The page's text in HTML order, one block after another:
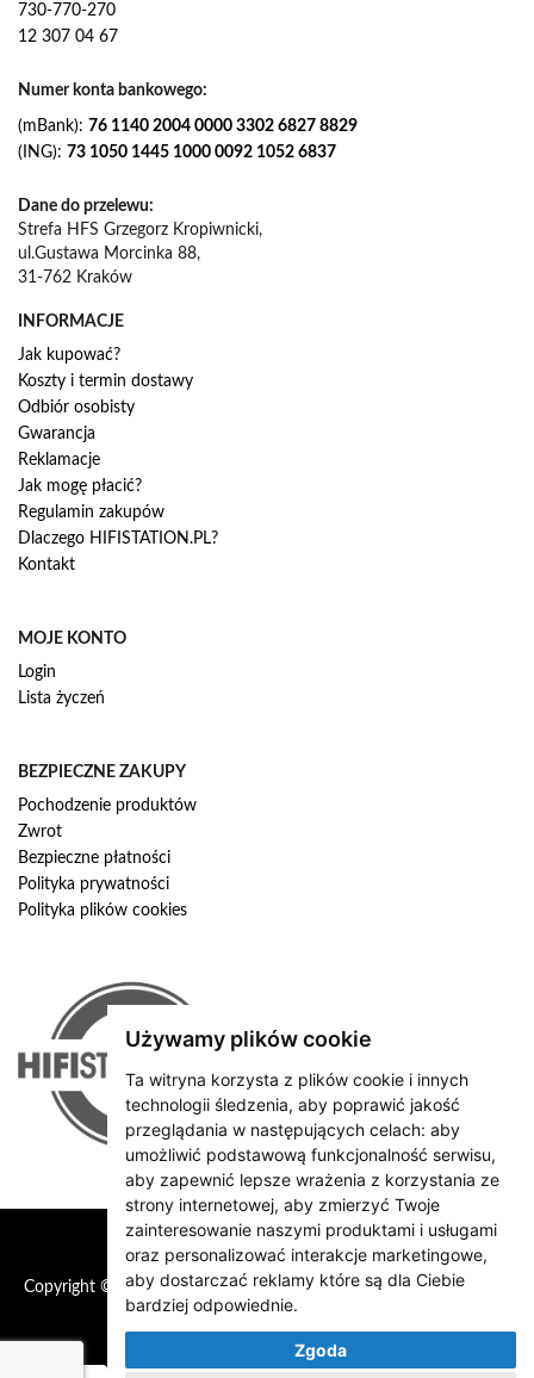
Używamy plików cookie
Ta witryna korzysta z plików cookie i innych
technologii śledzenia, aby poprawić jakość
przeglądania w następujących celach: aby
umożliwić podstawową funkcjonalność serwisu,
aby zapewnić lepsze wrażenia z korzystania ze
strony internetowej, aby zmierzyć Twoje
zainteresowanie naszymi produktami i usługami
oraz personalizować interakcje marketingowe,
aby dostarczać reklamy które są dla Ciebie
bardziej odpowiednie.
Zgoda
730-770-270
12 307 04 67
Numer konta bankowego:
(mBank): 76 1140 2004 0000 3302 6827 8829
(ING): 73 1050 1445 1000 0092 1052 6837
Dane do przelewu:
Strefa HFS Grzegorz Kropiwnicki,
ul.Gustawa Morcinka 88,
31-762 Kraków
INFORMACJE
Jak kupować?
Koszty i termin dostawy
Odbiór osobisty
Gwarancja
Reklamacje
Jak mogę płacić?
Regulamin zakupów
Dlaczego HIFISTATION.PL?
Kontakt
MOJE KONTO
Login
Lista życzeń
BEZPIECZNE ZAKUPY
Pochodzenie produktów
Zwrot
Bezpieczne płatności
Polityka prywatności
Polityka plików cookies
Copyright © 2026 HiFiStation